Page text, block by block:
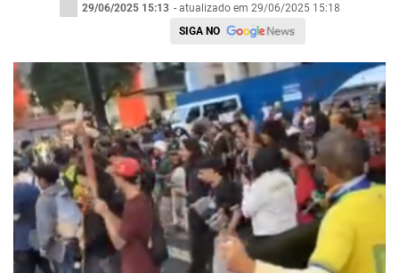
29/06/2025 15:13 - atualizado em 29/06/2025 15:18
SIGA NO